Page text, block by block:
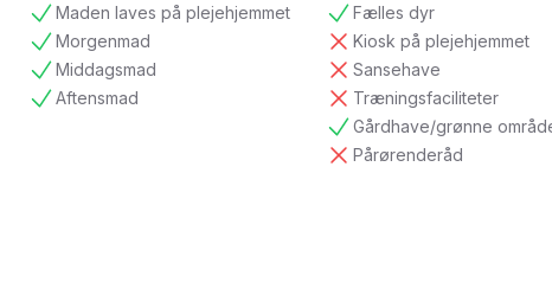
Maden laves på plejehjemmet
tilgængelig
Morgenmad
tilgængelig
Middagsmad
tilgængelig
Aftensmad
tilgængelig
Fælles dyr
tilgængelig
Kiosk på plejehjemmet
ikke tilgængelig
Sansehave
ikke tilgængelig
Træningsfaciliteter
ikke tilgængelig
Gårdhave/grønne
tilgængelig
Pårørenderåd
ikke tilgængelig